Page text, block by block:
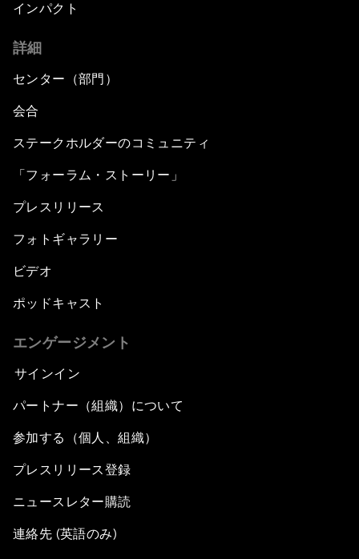
インパクト
詳細
センター（部門）
会合
ステークホルダーのコミュニティ
「フォーラム・ストーリー」
プレスリリース
フォトギャラリー
ビデオ
ポッドキャスト
エンゲージメント
サインイン
パートナー（組織）について
参加する（個人、組織）
プレスリリース登録
ニュースレター購読
連絡先 (英語のみ)